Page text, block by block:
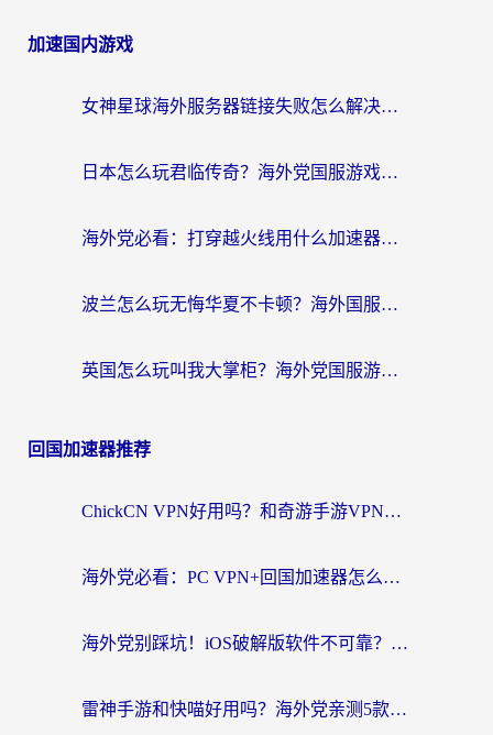
加速国内游戏
女神星球海外服务器链接失败怎么解决？海外党国服游戏加速避坑指南
日本怎么玩君临传奇？海外党国服游戏加速避坑指南（附菲律宾欧洲玩家实测）
海外党必看：打穿越火线用什么加速器？解决延迟卡顿，还能玩奇妙拼图世界和第五人格
波兰怎么玩无悔华夏不卡顿？海外国服游戏加速器终极指南（附征途2萤火突击解决方案）
英国怎么玩叫我大掌柜？海外党国服游戏加速避坑指南（附实测推荐）
回国加速器推荐
ChickCN VPN好用吗？和奇游手游VPN对比哪个回国效果更好？海外党亲测实用指南
海外党必看：PC VPN+回国加速器怎么选？无缝访问国内资源全攻略
海外党别踩坑！iOS破解版软件不可靠？教你选对回国加速器无缝看国内资源
雷神手游和快喵好用吗？海外党亲测5款回国加速器，附斧牛Bling对比+微信视频号解决办法